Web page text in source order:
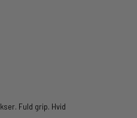
Fuld grip. Hvid